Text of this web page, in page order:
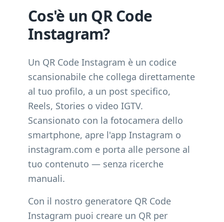
Cos'è un QR Code
Instagram?
Un QR Code Instagram è un codice
scansionabile che collega direttamente
al tuo profilo, a un post specifico,
Reels, Stories o video IGTV.
Scansionato con la fotocamera dello
smartphone, apre l'app Instagram o
instagram.com e porta alle persone al
tuo contenuto — senza ricerche
manuali.
Con il nostro generatore QR Code
Instagram puoi creare un QR per